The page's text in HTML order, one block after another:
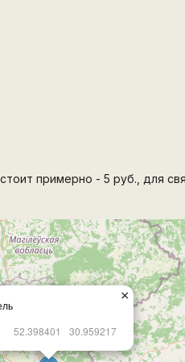
примерно - 5 руб., для
52.398401 30.959217
×